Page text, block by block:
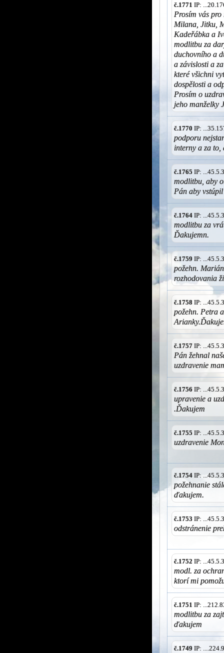
č.1771 IP:
Prosím vás
Milana, Jitku,
Kadeřábka a
modlitbu za
duchovního a
a závislosti a
které všichni
dospělosti a
Prosím o
jeho manželky
č.1770 IP:
podporu
interny a za to,
č.1765 IP:
modlitbu, aby
Pán aby
č.1764 IP:
modlitbu za
Ďakujemn.
č.1759 IP:
požehn.
rozhodovania
č.1758 IP:
požehn. Petra
č.1757 IP:
Pán žehnal
uzdravenie
č.1756 IP:
upravenie a
.Ďakujem
č.1755 IP:
uzdravenie
č.1754 IP:
požehnanie
ďakujem.
č.1753 IP:
odstránenie
č.1752 IP:
modl. za
ktorí mi
č.1751 IP:
modlitbu za
ďakujem
č.1749 IP: